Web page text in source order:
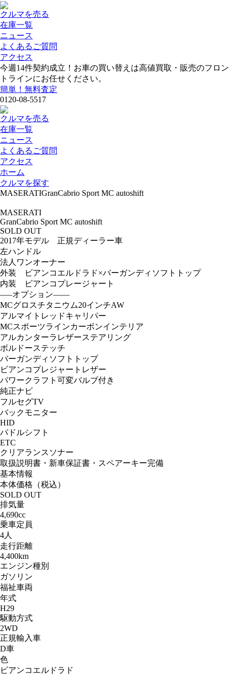
クルマを売る
在庫一覧
ニュース
よくあるご質問
アクセス
今週 14件契約成立！お車の買い替えは高値買取・販売のフロン
トラインにお任せください。
簡単！無料査定
0120-08-5517
クルマを売る
在庫一覧
ニュース
よくあるご質問
アクセス
ホーム
クルマを探す
MASERATIGranCabrio Sport MC autoshift
MASERATI
GranCabrio Sport MC autoshift
SOLD OUT
2017年モデル 正規ディーラー車
左ハンドル
法人ワンオーナー
外装 ビアンコエルドラド×バーガンディソフトトップ
内装 ビアンコプレージャート
—–オプション——
MCグロスチタニウム20インチAW
アルマイトレッドキャリパー
MCスポーツラインカーボンインテリア
アルカンターラレザーステアリング
ボルドーステッチ
バーガンディソフトトップ
ビアンコプレジャートレザー
パワークラフト可変バルブ付き
純正ナビ
フルセグTV
バックモニター
HID
パドルシフト
ETC
クリアランスソナー
取扱説明書・新車保証書・スペアーキー完備
基本情報
本体価格（税込）
SOLD OUT
排気量
4,690cc
乗車定員
4人
走行距離
4,400km
エンジン種別
ガソリン
福祉車両
年式
H29
駆動方式
2WD
正規輸入車
D車
色
ビアンコエルドラド